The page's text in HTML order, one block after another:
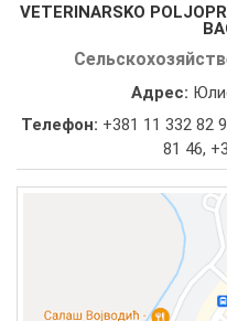
VETERINARSKO
Адрес:
Телефон: +381 11 332 82
81 46,